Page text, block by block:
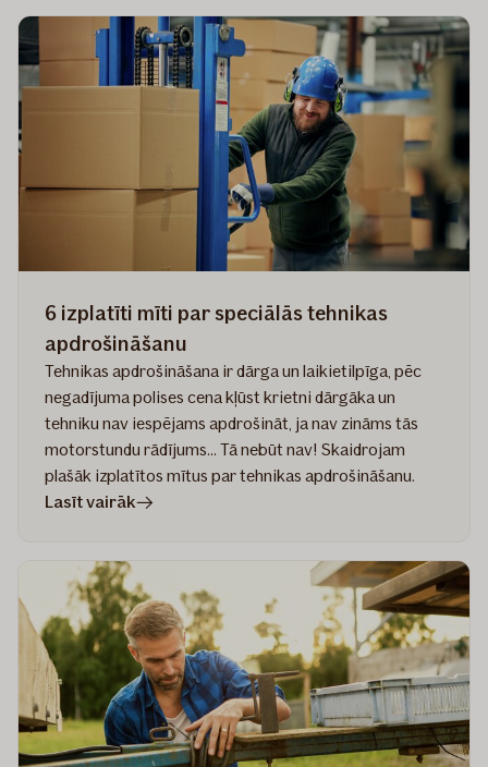
izaicinājumi
–
kā
sagatavoties?
Gundegas
Skudriņas
pieredze
6 izplatīti mīti par speciālās tehnikas
apdrošināšanu
Tehnikas apdrošināšana ir dārga un laikietilpīga, pēc
negadījuma polises cena kļūst krietni dārgāka un
tehniku nav iespējams apdrošināt, ja nav zināms tās
motorstundu rādījums... Tā nebūt nav! Skaidrojam
plašāk izplatītos mītus par tehnikas apdrošināšanu.
Lasīt vairākrakstā
mīti
par
speciālās
tehnikas
apdrošināšanu